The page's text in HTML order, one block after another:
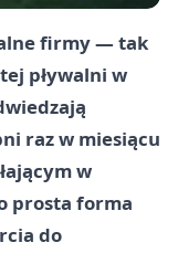
firmy — tak
pływalni w
raz w miesiącu
w
prosta forma
do